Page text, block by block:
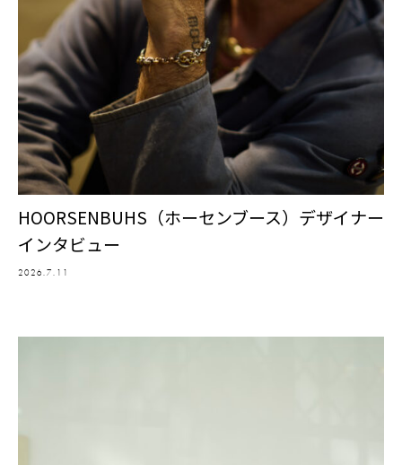
HOORSENBUHS（ホーセンブース）デザイナー
インタビュー
2026.7.11